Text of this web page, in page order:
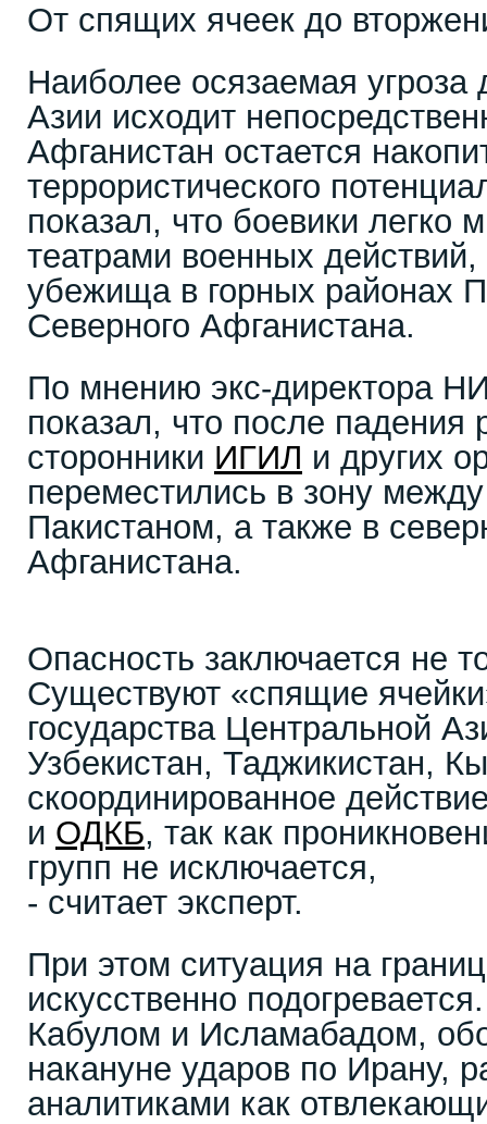
От спящих ячеек до
Наиболее осязаемая угроза
Азии исходит
Афганистан остается
террористического
показал, что боевики легко
театрами военных
убежища в горных районах
Северного Афганистана.
По мнению экс-директора
показал, что после
сторонники ИГИЛ и других
переместились в зону
Пакистаном, а также в
Афганистана.
Опасность заключается не
Существуют «спящие
государства Центральной
Узбекистан, Таджикистан,
скоординированное
и ОДКБ, так как
групп не исключается,
- считает эксперт.
При этом ситуация на
искусственно
Кабулом и Исламабадом,
накануне ударов по Ирану,
аналитиками как